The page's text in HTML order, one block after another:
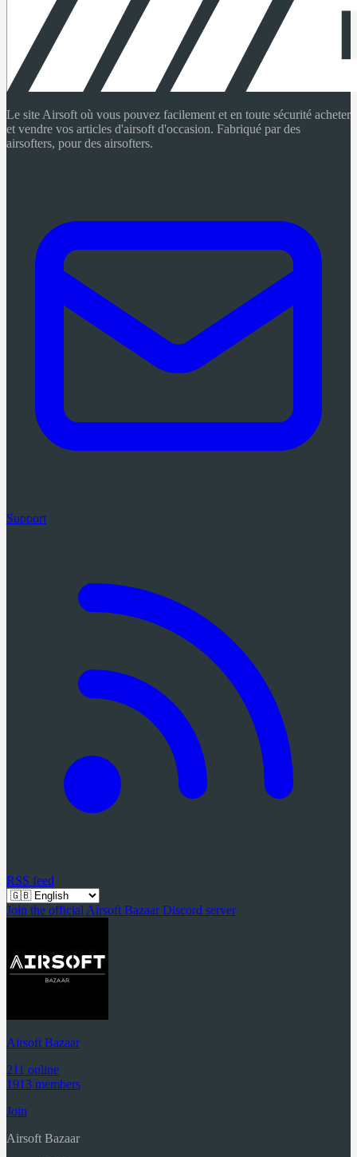
Le site Airsoft où vous pouvez facilement et en toute sécurité acheter
et vendre vos articles d'airsoft d'occasion. Fabriqué par des
airsofters, pour des airsofters.
Support
RSS feed
Join the official Airsoft Bazaar Discord server
Airsoft Bazaar
211 online
1913 members
Join
Airsoft Bazaar